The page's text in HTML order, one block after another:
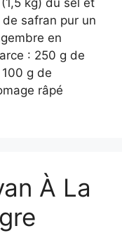
kg) du sel et
safran pur un
en
: 250 g de
g de
râpé
À La